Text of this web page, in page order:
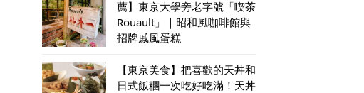
薦】東京大學旁老字號「喫茶
Rouault」｜昭和風咖啡館與
招牌戚風蛋糕
【東京美食】把喜歡的天丼和
日式飯糰一次吃好吃滿！天丼